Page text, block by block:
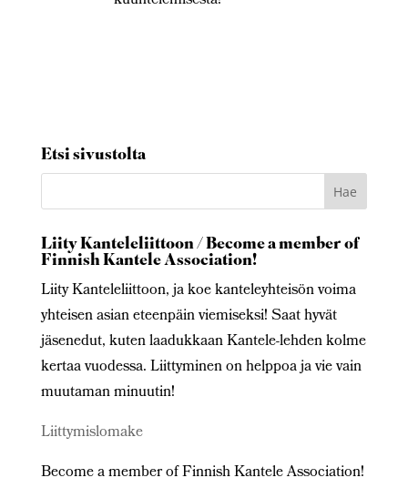
Etsi sivustolta
Liity Kanteleliittoon / Become a member of
Finnish Kantele Association!
Liity Kanteleliittoon, ja koe kanteleyhteisön voima
yhteisen asian eteenpäin viemiseksi! Saat hyvät
jäsenedut, kuten laadukkaan Kantele-lehden kolme
kertaa vuodessa. Liittyminen on helppoa ja vie vain
muutaman minuutin!
Liittymislomake
Become a member of Finnish Kantele Association!